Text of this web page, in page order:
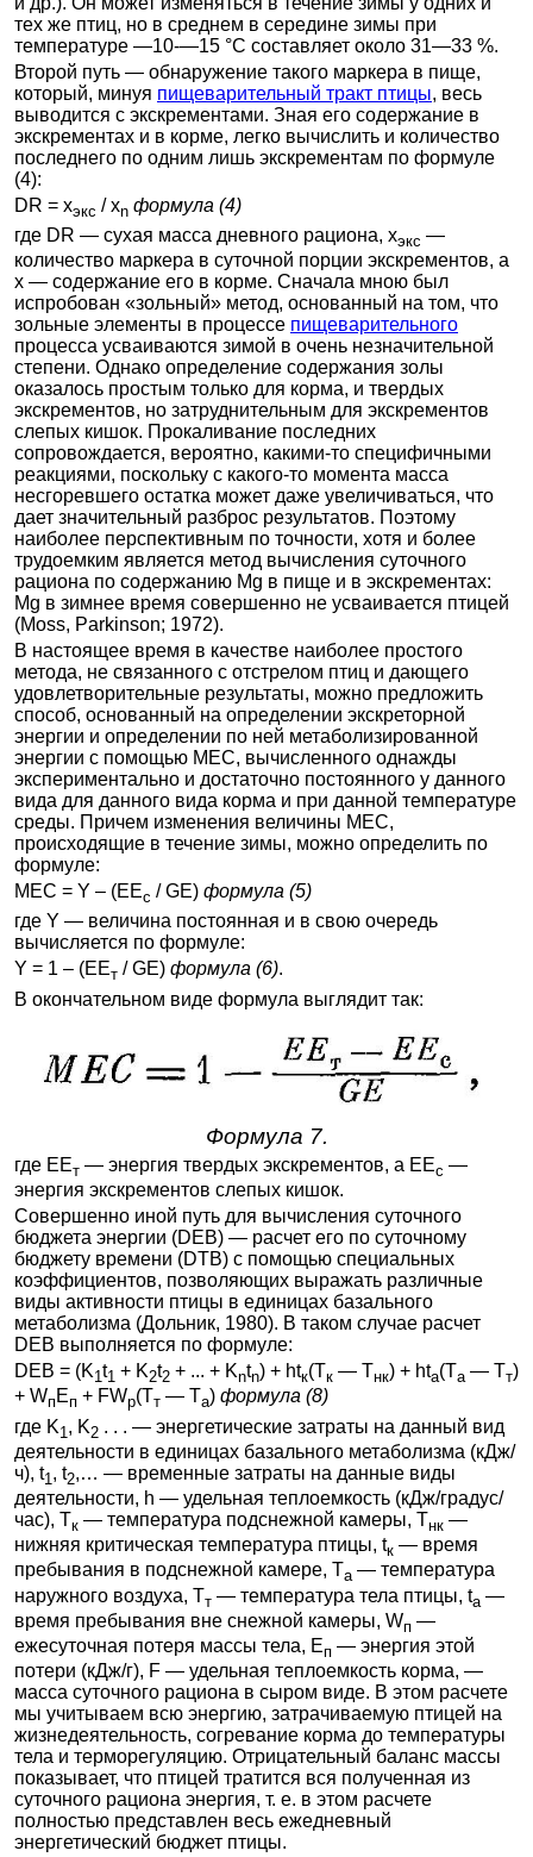
тех же птиц, но в среднем в середине зимы при
температуре —10-—15 °С составляет около 31—33 %.
Второй путь — обнаружение такого маркера в пище,
который, минуя пищеварительный тракт птицы, весь
выводится с экскрементами. Зная его содержание в
экскрементах и в корме, легко вычислить и количество
последнего по одним лишь экскрементам по формуле
(4):
DR = xэкс / xn формула (4)
где DR — сухая масса дневного рациона, xэкс —
количество маркера в суточной порции экскрементов, а
x — содержание его в корме. Сначала мною был
испробован «зольный» метод, основанный на том, что
зольные элементы в процессе пищеварительного
процесса усваиваются зимой в очень незначительной
степени. Однако определение содержания золы
оказалось простым только для корма, и твердых
экскрементов, но затруднительным для экскрементов
слепых кишок. Прокаливание последних
сопровождается, вероятно, какими-то специфичными
реакциями, поскольку с какого-то момента масса
несгоревшего остатка может даже увеличиваться, что
дает значительный разброс результатов. Поэтому
наиболее перспективным по точности, хотя и более
трудоемким является метод вычисления суточного
рациона по содержанию Mg в пище и в экскрементах:
Mg в зимнее время совершенно не усваивается птицей
(Moss, Parkinson; 1972).
В настоящее время в качестве наиболее простого
метода, не связанного с отстрелом птиц и дающего
удовлетворительные результаты, можно предложить
способ, основанный на определении экскреторной
энергии и определении по ней метаболизированной
энергии с помощью МЕС, вычисленного однажды
экспериментально и достаточно постоянного у данного
вида для данного вида корма и при данной температуре
среды. Причем изменения величины МЕС,
происходящие в течение зимы, можно определить по
формуле:
MEC = Y – (EEс / GE) формула (5)
где Y — величина постоянная и в свою очередь
вычисляется по формуле:
Y = 1 – (EEт / GE) формула (6).
В окончательном виде формула выглядит так:
Формула 7.
где EEт — энергия твердых экскрементов, а EEс —
энергия экскрементов слепых кишок.
Совершенно иной путь для вычисления суточного
бюджета энергии (DEB) — расчет его по суточному
бюджету времени (DTB) с помощью специальных
коэффициентов, позволяющих выражать различные
виды активности птицы в единицах базального
метаболизма (Дольник, 1980). В таком случае расчет
DEB выполняется по формуле:
DEB = (K1t1 + K2t2 + ... + Kntn) + htк(Tк — Tнк) + htа(Tа — Tт)
+ WпEп + FWр(Tт — Tа) формула (8)
где K1 , K2 . . . — энергетические затраты на данный вид
деятельности в единицах базального метаболизма (кДж/
ч), t1, t2,… — временные затраты на данные виды
деятельности, h — удельная теплоемкость (кДж/градус/
час), Тк — температура подснежной камеры, Тнк —
нижняя критическая температура птицы, tк — время
пребывания в подснежной камере, Tа — температура
наружного воздуха, Tт — температура тела птицы, tа —
время пребывания вне снежной камеры, Wп —
ежесуточная потеря массы тела, Eп — энергия этой
потери (кДж/г), F — удельная теплоемкость корма, —
масса суточного рациона в сыром виде. В этом расчете
мы учитываем всю энергию, затрачиваемую птицей на
жизнедеятельность, согревание корма до температуры
тела и терморегуляцию. Отрицательный баланс массы
показывает, что птицей тратится вся полученная из
суточного рациона энергия, т. е. в этом расчете
полностью представлен весь ежедневный
энергетический бюджет птицы.